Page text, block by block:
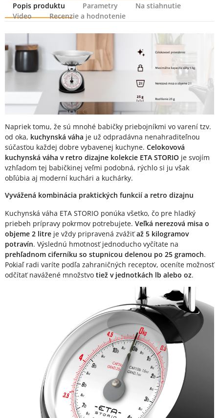
Popis produktu
Parametry
Na stiahnutie
Video
Recenzie a hodnotenie
Napriek tomu, že sú mnohé babičky priebojníkmi vo varení tzv.
od oka, kuchynská váha je už odpradávna nenahraditeľnou
súčasťou každej dobre vybavenej kuchyne. Celokovová
kuchynská váha v retro dizajne kolekcie ETA STORIO je svojím
vzhľadom tej babičkinej veľmi podobná, rýchlo si ju však
obľúbia aj moderní kuchári a kuchárky.
Vyvážená kombinácia praktických funkcií a retro dizajnu
Kuchynská váha ETA STORIO ponúka všetko, čo pre hladký
priebeh prípravy pokrmov potrebujete. Veľká nerezová misa o
objeme 2 litre je vždy pripravená zvážiťaž 5 kilogramov
potravín. Výslednú hmotnosť jednoducho vyčítate na
prehľadnom ciferníku so stupnicou delenou po 25 gramoch.
Pokiaľ radi varíte podľa zahraničných receptov, oceníte možnosť
odčítať navážené množstvo tiež v jednotkách lb alebo oz.